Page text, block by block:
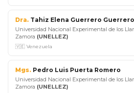
Dra. Tahiz Elena Guerrero Guerrero
Universidad Nacional Experimental de los
Zamora (UNELLEZ)
🇻🇪 Venezuela
Mgs. Pedro Luis Puerta Romero
Universidad Nacional Experimental de los
Zamora (UNELLEZ)